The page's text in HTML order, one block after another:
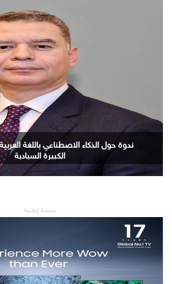
دُبي حوّلت 4 ملايين مقيمٍ إلى قوّة
الفاخرة لم تُدرك السبب
مساحة إعلانية